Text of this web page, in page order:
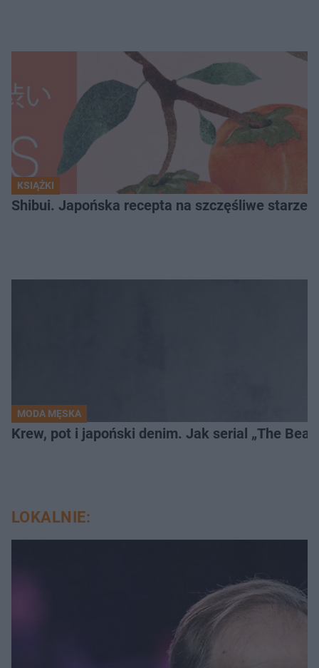
KSIĄŻKI
Shibui. Japońska recepta na szczęśliwe
MODA MĘSKA
Krew, pot i japoński denim. Jak serial „The
LOKALNIE: